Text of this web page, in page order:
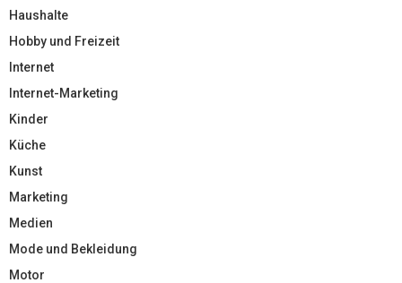
Haushalte
Hobby und Freizeit
Internet
Internet-Marketing
Kinder
Küche
Kunst
Marketing
Medien
Mode und Bekleidung
Motor